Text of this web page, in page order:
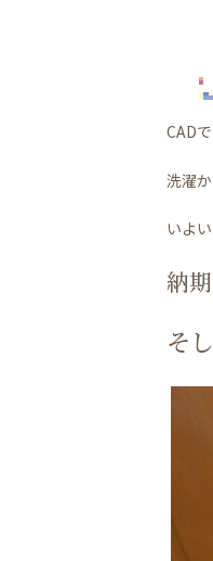
CAD
洗濯
いよ
納
そ